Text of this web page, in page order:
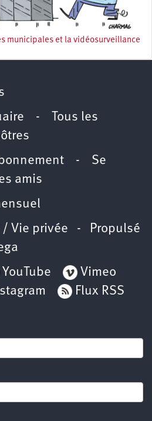
municipales et la vidéosurveillance
-
Tous les
- Se
amis
Vie privée - Propulsé
YouTube
Vimeo
Flux RSS